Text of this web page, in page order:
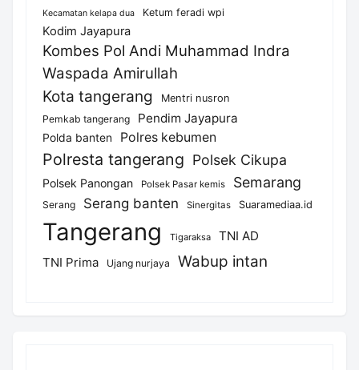
Kecamatan kelapa dua Ketum feradi wpi
Kodim Jayapura
Kombes Pol Andi Muhammad Indra
Waspada Amirullah
Kota tangerang
Mentri nusron
Pemkab tangerang
Pendim Jayapura
Polda banten Polres kebumen
Polresta tangerang Polsek Cikupa
Polsek Panongan Polsek Pasar kemis Semarang
Serang Serang banten Sinergitas Suaramediaa.id
Tangerang Tigaraksa
TNI AD
TNI Prima
Ujang nurjaya Wabup intan